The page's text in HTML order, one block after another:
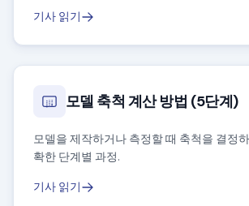
기사 읽기
모델 축척 계산 방법 (5단계)
모델을 제작하거나 측정할 때 축척을 결정
확한 단계별 과정.
기사 읽기